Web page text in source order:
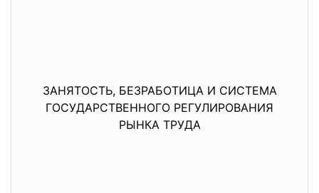
ЗАНЯТОСТЬ, БЕЗРАБОТИЦА И СИСТЕМА
ГОСУДАРСТВЕННОГО РЕГУЛИРОВАНИЯ
РЫНКА ТРУДА